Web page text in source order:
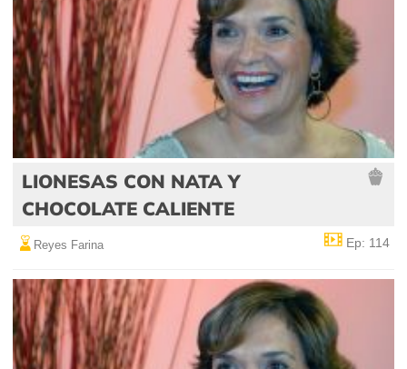
LIONESAS CON NATA Y
CHOCOLATE CALIENTE
Reyes Farina Ep: 114